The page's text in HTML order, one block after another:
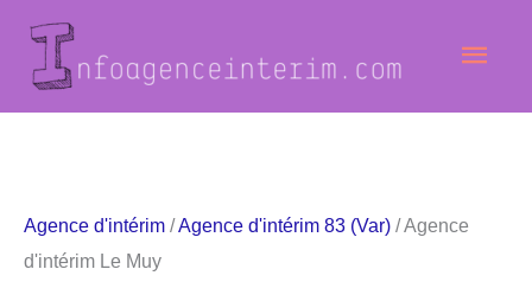
contenu
Agence d'intérim /Agence d'intérim 83 (Var) / Agence
d'intérim Le Muy